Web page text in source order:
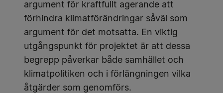
argument för kraftfullt agerande att
förhindra klimatförändringar såväl som
argument för det motsatta. En viktig
utgångspunkt för projektet är att dessa
begrepp påverkar både samhället och
klimatpolitiken och i förlängningen vilka
åtgärder som genomförs.